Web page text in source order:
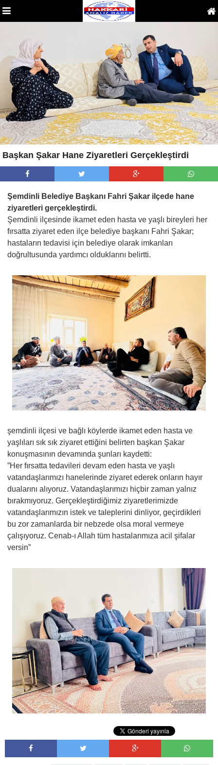
Başkan Şakar Hane Ziyaretleri Gerçekleştirdi
Şemdinli Belediye Başkanı Fahri Şakar ilçede hane
ziyaretleri gerçekleştirdi.
Şemdinli ilçesinde ikamet eden hasta ve yaşlı bireyleri her
fırsatta ziyaret eden ilçe belediye başkanı Fahri Şakar;
hastaların tedavisi için belediye olarak imkanları
doğrultusunda yardımcı olduklarını belirtti.
şemdinli ilçesi ve bağlı köylerde ikamet eden hasta ve
yaşlıları sık sık ziyaret ettiğini belirten başkan Şakar
konuşmasının devamında şunları kaydetti:
”Her fırsatta tedavileri devam eden hasta ve yaşlı
vatandaşlarımızı hanelerinde ziyaret ederek onların hayır
dualarını alıyoruz. Vatandaşlarımızı hiçbir zaman yalnız
bırakmıyoruz. Gerçekleştirdiğimiz ziyaretlerimizde
vatandaşlarımızın istek ve taleplerini dinliyor, geçirdikleri
bu zor zamanlarda bir nebzede olsa moral vermeye
çalışıyoruz. Cenab-ı Allah tüm hastalarımıza acil şifalar
versin”